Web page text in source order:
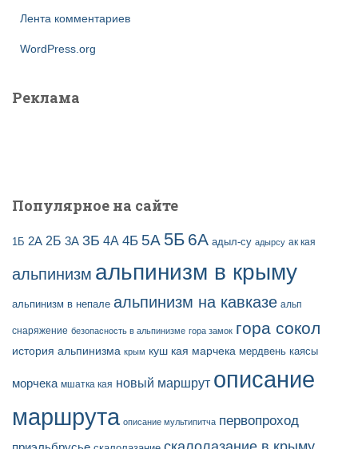
Лента комментариев
WordPress.org
Реклама
Популярное на сайте
1Б 2А 2Б 3А 3Б 4А 4Б 5А 5Б 6А адыл-су адырсу ак кая
альпинизм альпинизм в крыму
альпинизм в непале альпинизм на кавказе альп
снаряжение безопасность в альпинизме гора замок гора сокол
история альпинизма крым куш кая марчека мердвень каясы
морчека мшатка кая новый маршрут описание
маршрута описание мультипитча первопроход